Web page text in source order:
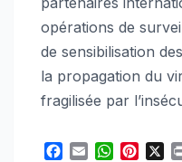
opérations de
de sensibilisation
la propagation du
fragilisée par
W